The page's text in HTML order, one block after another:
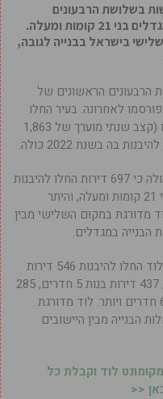
1,397 דירות חדשות בשלושת הרבעונים
הראשונים של 2023, מתוכן כ-700 במגדלים בני 21 קומות ומעלה.
בישראל בבנייה לגובה,
הרבעונים הראשונים של
שפורסמו לאחרונה. בעיר החלו
להיבנות 1,397 דירות חדשות בתקופה זו (קצב שנתי מוערך של 1,863
בהתפלגות התחלות הבנייה לפי קומות, עולה כי 697 דירות החלו להיבנות
בתקופה זו בלוד במגדלים רבי קומות בני 21 קומות ומעלה, והיתר
יותר בני 5-15 קומות. לוד מדורגת במקום השלישי מבין
הבנייה במגדלים.
בהתפלגות לפי מספר חדרים, עולה כי בלוד החלו להיבנות 546 דירות
בנות 4 חדרים מינואר עד סוף ספטמבר, 437 דירות בנות 5 חדרים, 285
דירות בנות 3 חדרים ו-129 דירות בנות 6 חדרים ויותר. לוד מדורגת
הבנייה מבין היישובים
לוד וקבלת כל
<<